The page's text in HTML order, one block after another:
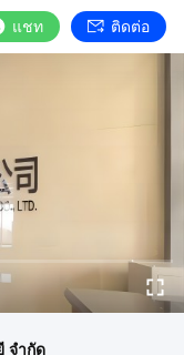
แชท ติดต่อ
จํากัด